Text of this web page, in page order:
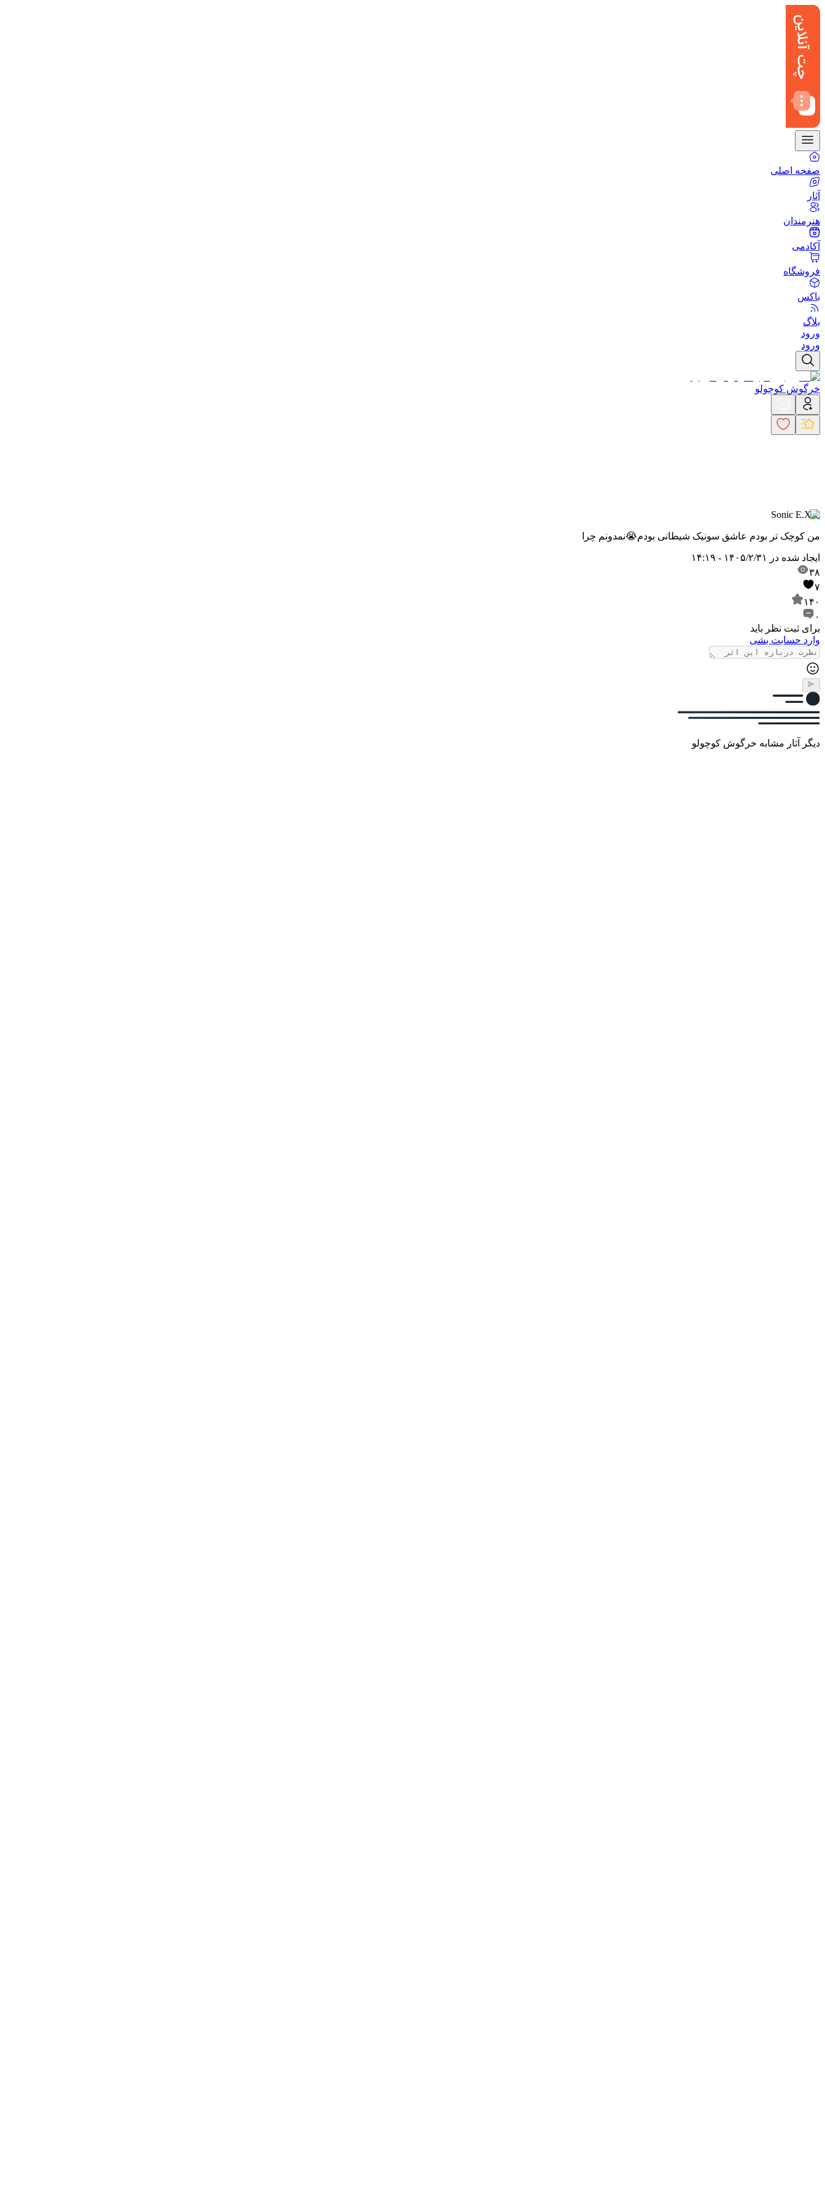
صفحه اصلی
آثار
هنرمندان
آکادمی
فروشگاه
باکس
بلاگ
ورود
ورود
خرگوش کوچولو
Sonic E.X.E
من کوچک تر بودم عاشق سونیک شیطانی بودم😭نمدونم چرا
ایجاد شده در
۱۴۰۵/۲/۳۱ - ۱۴:۱۹
۳۸
۷
۱۴۰
۰
برای ثبت نظر باید
وارد حسابت بشی
دیگر آثار مشابه خرگوش کوچولو